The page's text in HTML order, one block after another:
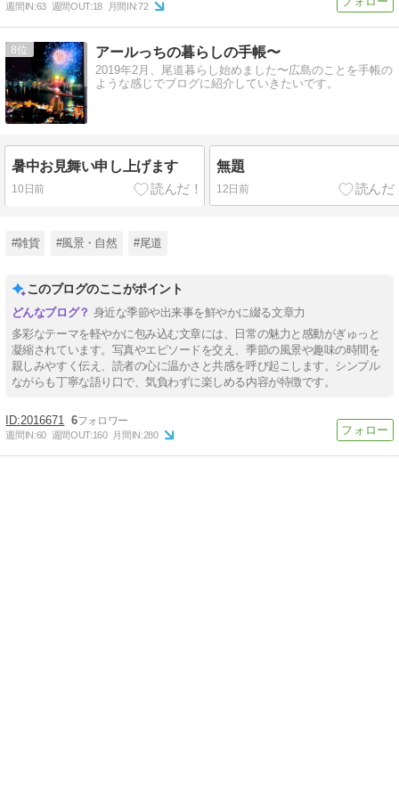
週間IN:63 週間OUT:18 月間IN:72
8 アールっちの暮らしの手帳〜
2019年2月、尾道暮らし始めました〜広島のことを手帳の
ような感じでブログに紹介していきたいです。
暑中お見舞い申し上げます
10日前
無題
12日前
#雑貨 #風景・自然 #尾道
このブログのここがポイント
身近な季節や出来事を鮮やかに綴る文章力
多彩なテーマを軽やかに包み込む文章には、日常の魅力と感動がぎゅっと
凝縮されています。写真やエピソードを交え、季節の風景や趣味の時間を
親しみやすく伝え、読者の心に温かさと共感を呼び起こします。シンプル
ながらも丁寧な語り口で、気負わずに楽しめる内容が特徴です。
2016671 6
週間IN:60 週間OUT:160 月間IN:280